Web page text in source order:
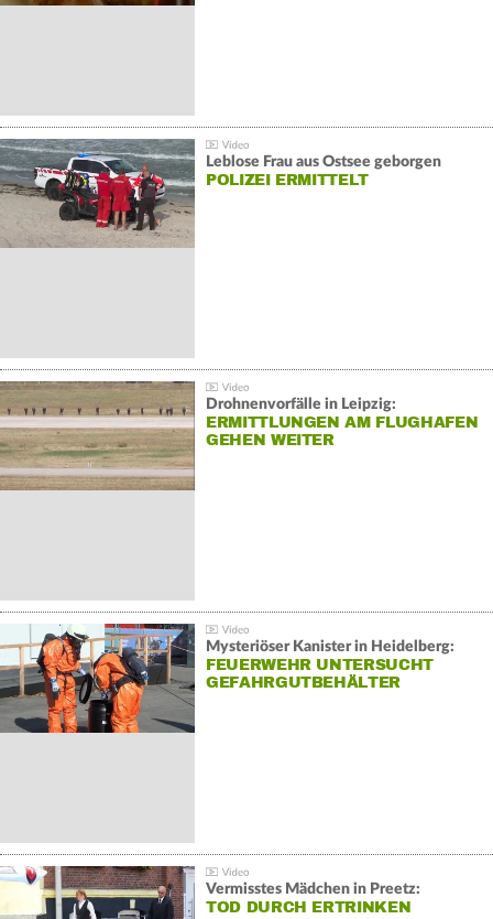
Leblose Frau aus Ostsee geborgen
POLIZEI ERMITTELT
Drohnenvorfälle in Leipzig:
ERMITTLUNGEN AM FLUGHAFEN
GEHEN WEITER
Mysteriöser Kanister in Heidelberg:
FEUERWEHR UNTERSUCHT
GEFAHRGUTBEHÄLTER
Vermisstes Mädchen in Preetz:
TOD DURCH ERTRINKEN